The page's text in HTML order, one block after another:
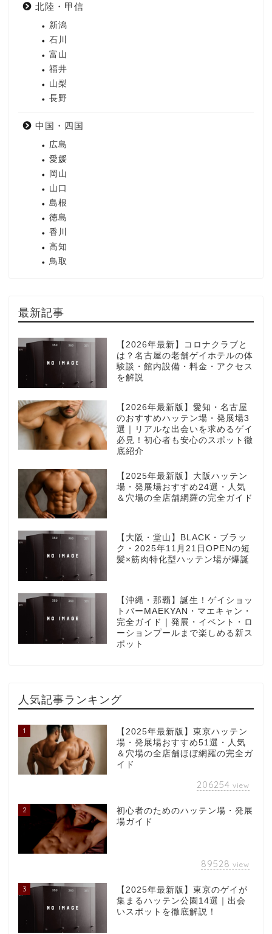
北陸・甲信
新潟
石川
富山
福井
山梨
長野
中国・四国
広島
愛媛
岡山
山口
島根
徳島
香川
高知
鳥取
最新記事
【2026年最新】コロナクラブと
は？名古屋の老舗ゲイホテルの体
験談・館内設備・料金・アクセス
を解説
【2026年最新版】愛知・名古屋
のおすすめハッテン場・発展場3
選｜リアルな出会いを求めるゲイ
必見！初心者も安心のスポット徹
底紹介
【2025年最新版】大阪ハッテン
場・発展場おすすめ24選・人気
＆穴場の全店舗網羅の完全ガイド
【大阪・堂山】BLACK・ブラッ
ク・2025年11月21日OPENの短
髪×筋肉特化型ハッテン場が爆誕
【沖縄・那覇】誕生！ゲイショッ
トバーMAEKYAN・マエキャン・
完全ガイド｜発展・イベント・ロ
ーションプールまで楽しめる新ス
ポット
人気記事ランキング
1
【2025年最新版】東京ハッテン
場・発展場おすすめ51選・人気
＆穴場の全店舗ほぼ網羅の完全ガ
イド
206254 view
2
初心者のためのハッテン場・発展
場ガイド
89528 view
3
【2025年最新版】東京のゲイが
集まるハッテン公園14選｜出会
いスポットを徹底解説！